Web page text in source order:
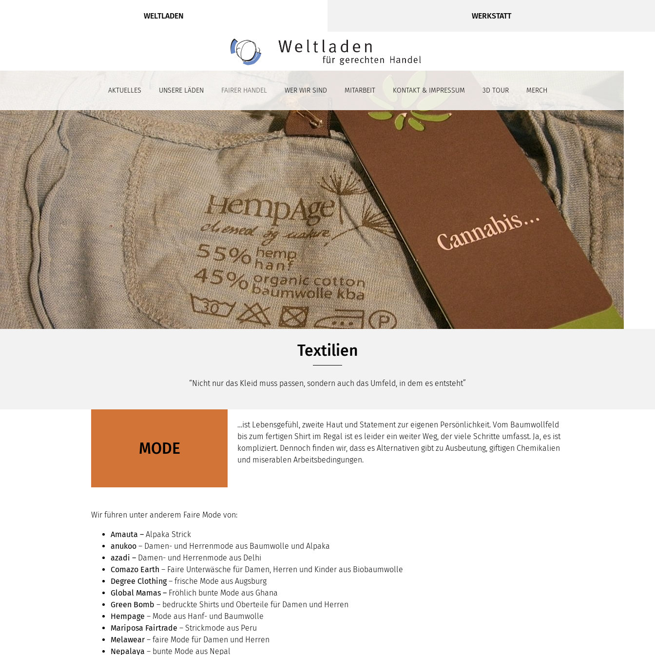
WELTLADEN WERKSTATT
AKTUELLES UNSERE LÄDEN FAIRER HANDEL WER WIR SIND MITARBEIT KONTAKT & IMPRESSUM 3D TOUR MERCH
Textilien
“Nicht nur das Kleid muss passen, sondern auch das Umfeld, in dem es entsteht”
MODE
…ist Lebensgefühl, zweite Haut und Statement zur eigenen Persönlichkeit. Vom Baumwollfeld
bis zum fertigen Shirt im Regal ist es leider ein weiter Weg, der viele Schritte umfasst. Ja, es ist
kompliziert. Dennoch finden wir, dass es Alternativen gibt zu Ausbeutung, giftigen Chemikalien
und miserablen Arbeitsbedingungen.
Wir führen unter anderem Faire Mode von:
Amauta – Alpaka Strick
anukoo – Damen- und Herrenmode aus Baumwolle und Alpaka
azadi – Damen- und Herrenmode aus Delhi
Comazo Earth – Faire Unterwäsche für Damen, Herren und Kinder aus Biobaumwolle
Degree Clothing– frische Mode aus Augsburg
Global Mamas – Fröhlich bunte Mode aus Ghana
Green Bomb – bedruckte Shirts und Oberteile für Damen und Herren
Hempage – Mode aus Hanf- und Baumwolle
Mariposa Fairtrade – Strickmode aus Peru
Melawear – faire Mode für Damen und Herren
Nepalaya – bunte Mode aus Nepal